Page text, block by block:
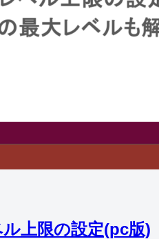
ル上限の設定(pc版)